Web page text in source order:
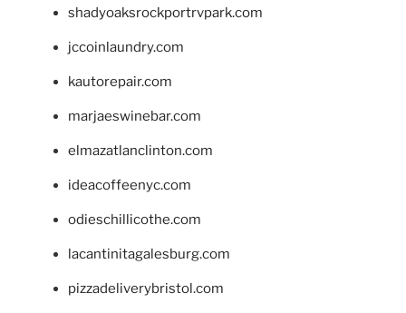
shadyoaksrockportrvpark.com
jccoinlaundry.com
kautorepair.com
marjaeswinebar.com
elmazatlanclinton.com
ideacoffeenyc.com
odieschillicothe.com
lacantinitagalesburg.com
pizzadeliverybristol.com